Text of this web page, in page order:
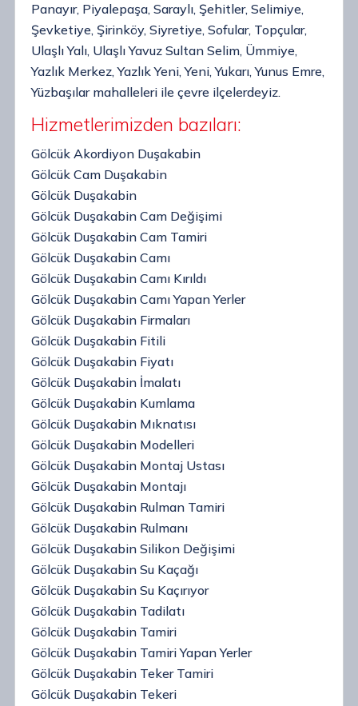
Panayır, Piyalepaşa, Saraylı, Şehitler, Selimiye,
Şevketiye, Şirinköy, Siyretiye, Sofular, Topçular,
Ulaşlı Yalı, Ulaşlı Yavuz Sultan Selim, Ümmiye,
Yazlık Merkez, Yazlık Yeni, Yeni, Yukarı, Yunus Emre,
Yüzbaşılar mahalleleri ile çevre ilçelerdeyiz.
Hizmetlerimizden bazıları:
Gölcük Akordiyon Duşakabin
Gölcük Cam Duşakabin
Gölcük Duşakabin
Gölcük Duşakabin Cam Değişimi
Gölcük Duşakabin Cam Tamiri
Gölcük Duşakabin Camı
Gölcük Duşakabin Camı Kırıldı
Gölcük Duşakabin Camı Yapan Yerler
Gölcük Duşakabin Firmaları
Gölcük Duşakabin Fitili
Gölcük Duşakabin Fiyatı
Gölcük Duşakabin İmalatı
Gölcük Duşakabin Kumlama
Gölcük Duşakabin Mıknatısı
Gölcük Duşakabin Modelleri
Gölcük Duşakabin Montaj Ustası
Gölcük Duşakabin Montajı
Gölcük Duşakabin Rulman Tamiri
Gölcük Duşakabin Rulmanı
Gölcük Duşakabin Silikon Değişimi
Gölcük Duşakabin Su Kaçağı
Gölcük Duşakabin Su Kaçırıyor
Gölcük Duşakabin Tadilatı
Gölcük Duşakabin Tamiri
Gölcük Duşakabin Tamiri Yapan Yerler
Gölcük Duşakabin Teker Tamiri
Gölcük Duşakabin Tekeri